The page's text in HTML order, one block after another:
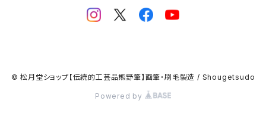
© 松月堂ショップ【伝統的工芸品熊野筆】画筆・刷毛製造 / Shougetsudo
Powered by